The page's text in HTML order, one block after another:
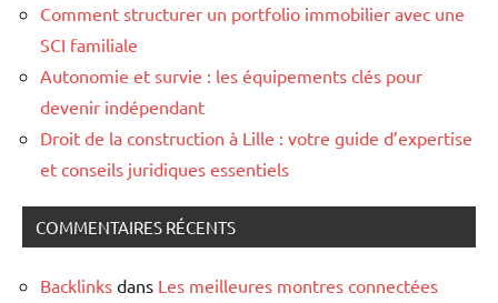
Comment structurer un portfolio immobilier avec une
SCI familiale
Autonomie et survie : les équipements clés pour
devenir indépendant
Droit de la construction à Lille : votre guide d’expertise
et conseils juridiques essentiels
COMMENTAIRES RÉCENTS
Backlinks dans Les meilleures montres connectées